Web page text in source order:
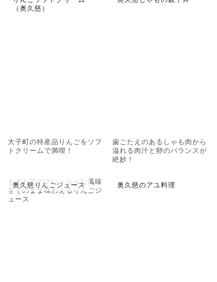
（奥久慈）
大子町の特産品りんごをソフ
トクリームで満喫！
歯ごたえのあるしゃも肉から
溢れる肉汁と卵のバランスが
絶妙！
奥久慈りんごジュース
もぎたてのフレッシュな風味
をそのまま味わえるりんごジ
ュース
奥久慈のアユ料理